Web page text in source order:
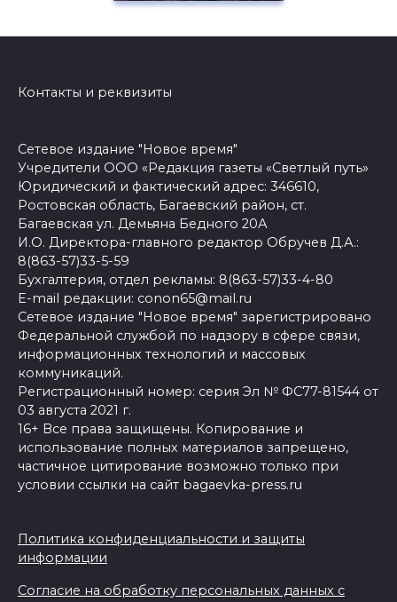
Контакты и реквизиты
Сетевое издание "Новое время"
Учредители ООО «Редакция газеты «Светлый путь»
Юридический и фактический адрес: 346610,
Ростовская область, Багаевский район, ст.
Багаевская ул. Демьяна Бедного 20А
И.О. Директора-главного редактор Обручев Д.А.:
8(863-57)33-5-59
Бухгалтерия, отдел рекламы: 8(863-57)33-4-80
E-mail редакции: conon65@mail.ru
Сетевое издание "Новое время" зарегистрировано
Федеральной службой по надзору в сфере связи,
информационных технологий и массовых
коммуникаций.
Регистрационный номер: серия Эл № ФС77-81544 от
03 августа 2021 г.
16+ Все права защищены. Копирование и
использование полных материалов запрещено,
частичное цитирование возможно только при
условии ссылки на сайт bagaevka-press.ru
Политика конфиденциальности и защиты
информации
Согласие на обработку персональных данных с